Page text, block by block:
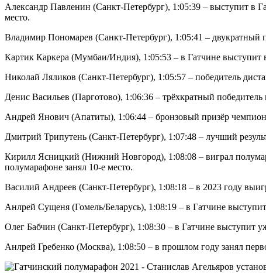
Александр Павленин (Санкт-Петербург), 1:05:39 – выступит в
место.
Владимир Пономарев (Санкт-Петербург), 1:05:41 – двукратный
Картик Каркера (Мумбаи/Индия), 1:05:53 – в Гатчине
Николай Ляликов (Санкт-Петербург), 1:05:57 – победитель
Денис Васильев (Парготово), 1:06:36 – трёхкратный
Андрей Янович (Апатиты), 1:06:44 – бронзовый призёр
Дмитрий Трипутень (Санкт-Петербург), 1:07:48 – лучший
Кирилл Ясницкий (Нижний Новгород), 1:08:08 – виграл
полумарафоне занял 10-е место.
Василий Андреев (Санкт-Петербург), 1:08:18 – в 2023 году
Анлрей Сущеня (Гомель/Беларусь), 1:08:19 – в Гатчине
Олег Бабчин (Санкт-Петербург), 1:08:30 – в Гатчине выступит
Анлрей Гребенко (Москва), 1:08:50 – в прошлом году занял